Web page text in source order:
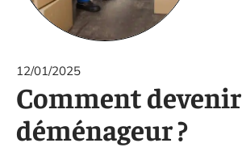
12/01/2025
Comment devenir
déménageur ?